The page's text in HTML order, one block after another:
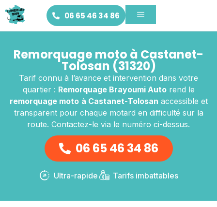
06 65 46 34 86
Remorquage moto à Castanet-
Tolosan (31320)
Tarif connu à l’avance et intervention dans votre
quartier : Remorquage Brayoumi Autorend le
remorquage moto à Castanet-Tolosan accessible et
transparent pour chaque motard en difficulté sur la
route. Contactez-le via le numéro ci-dessus.
06 65 46 34 86
Ultra-rapide Tarifs imbattables